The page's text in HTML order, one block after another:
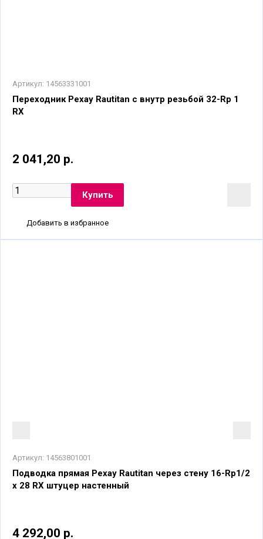
Артикул: 14563331001
Переходник Рехау Rautitan с внутр резьбой 32-Rр 1
RX
2 041,20 р.
Добавить в избранное
Артикул: 14563801001
Подводка прямая Рехау Rautitan через стену 16-Rp1/2
x 28 RX штуцер настенный
4 292,00 р.